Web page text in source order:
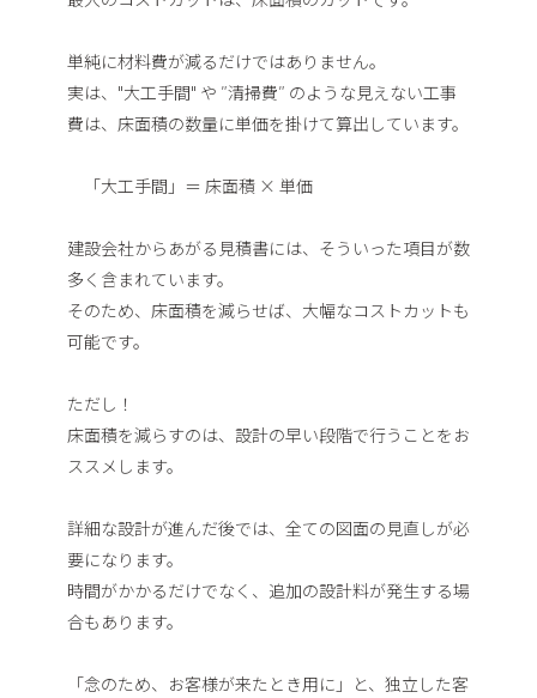
単純に材料費が減るだけではありません。
実は、"大工手間" や ″清掃費″ のような見えない工事
費は、床面積の数量に単価を掛けて算出しています。
「大工手間」＝ 床面積 × 単価
建設会社からあがる見積書には、そういった項目が数
多く含まれています。
そのため、床面積を減らせば、大幅なコストカットも
可能です。
ただし！
床面積を減らすのは、設計の早い段階で行うことをお
ススメします。
詳細な設計が進んだ後では、全ての図面の見直しが必
要になります。
時間がかかるだけでなく、追加の設計料が発生する場
合もあります。
「念のため、お客様が来たとき用に」と、独立した客